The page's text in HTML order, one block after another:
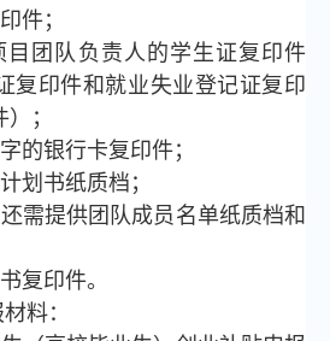
件；
目团队负责人的学生证复印件
复印件和就业失业登记证复印
；
的银行卡复印件；
划书纸质档；
还需提供团队成员名单纸质档和
复印件。
料：